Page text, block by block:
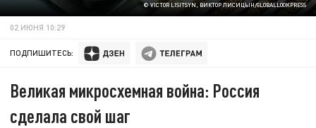
© VICTOR LISITSYN, ВИКТОР ЛИСИЦЫН/GLOBALLOOKPRESS
02 ИЮНЯ 10:29
ПОДПИШИТЕСЬ:
Великая микросхемная война: Россия
сделала свой шаг